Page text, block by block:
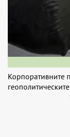
Корпоративните